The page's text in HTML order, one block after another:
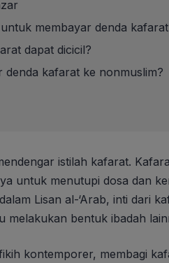
membayar denda
dapat dicicil?
kafarat ke nonmuslim?
istilah kafarat.
untuk menutupi dosa dan
Lisan al-‘Arab, inti dari
melakukan bentuk ibadah
kontemporer, membagi